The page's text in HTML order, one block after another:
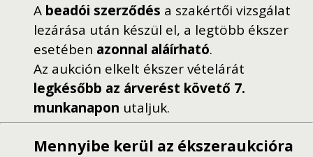
A beadói szerződés a szakértői vizsgálat
lezárása után készül el, a legtöbb ékszer
esetében azonnal aláírható.
Az aukción elkelt ékszer vételárát
legkésőbb az árverést követő 7.
munkanapon utaljuk.
Mennyibe kerül az ékszeraukcióra